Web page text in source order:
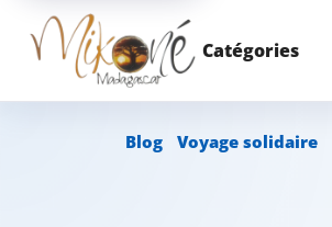
Catégories
Blog Voyage solidaire